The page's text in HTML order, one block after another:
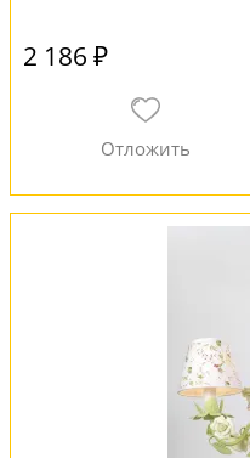
2 186 ₽